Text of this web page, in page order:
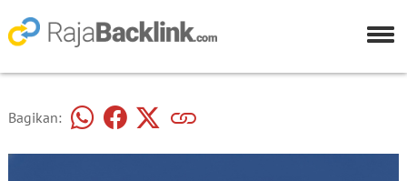
Bagikan: